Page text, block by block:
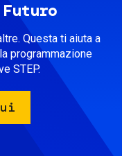
Questa ti aiuta a
programmazione
STEP.